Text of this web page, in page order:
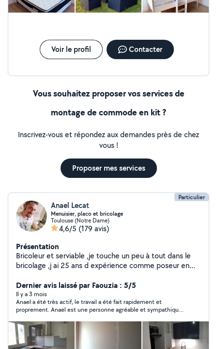
Voir le profil Contacter
Vous souhaitez proposer vos services de
montage de commode en kit ?
Inscrivez-vous et répondez aux demandes près de chez
vous !
Proposer mes services
Particulier
Anael Lecat
Menuisier, placo et bricolage
Toulouse (Notre Dame)
4,6/5 (179 avis)
Présentation
Bricoleur et serviable ,je touche un peu à tout dans le
bricolage ,j ai 25 ans d expérience comme poseur en
bricolage, placo, et plein d'autres choses dans la maison
! ainsi que de des déménagement.
Dernier avis laissé par Faouzia : 5/5
Il y a 3 mois
Anael a été très actif, le travail a été fait rapidement et
proprement. Anael est une personne agréable et sympathique,